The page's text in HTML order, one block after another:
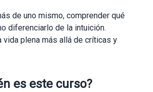
de uno mismo, comprender qué
diferenciarlo de la intuición.
vida plena más allá de críticas y
es este curso?